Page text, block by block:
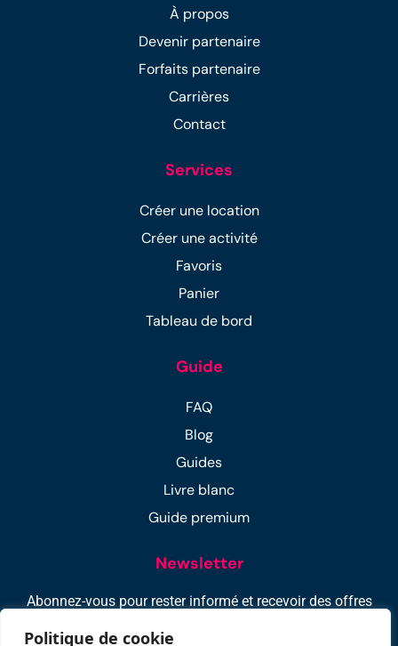
Politique de cookie
À propos
Devenir partenaire
Forfaits partenaire
Carrières
Contact
Services
Créer une location
Créer une activité
Favoris
Panier
Tableau de bord
Guide
FAQ
Blog
Guides
Livre blanc
Guide premium
Newsletter
Abonnez-vous pour rester informé et recevoir des offres